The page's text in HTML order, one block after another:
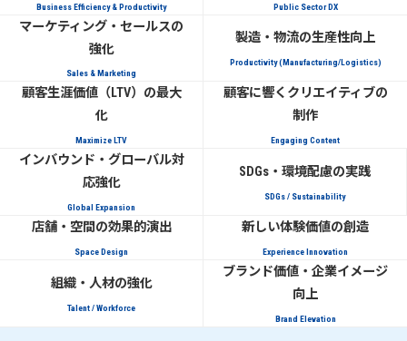
Business Efficiency & Productivity Public Sector DX
マーケティング・セールスの
強化
Sales & Marketing
製造・物流の生産性向上
Productivity (Manufacturing/Logistics)
顧客生涯価値（LTV）の最大
化
Maximize LTV
顧客に響くクリエイティブの
制作
Engaging Content
インバウンド・グローバル対
応強化
Global Expansion
SDGs・環境配慮の実践
SDGs / Sustainability
店舗・空間の効果的演出
Space Design
新しい体験価値の創造
Experience Innovation
組織・人材の強化
Talent / Workforce
ブランド価値・企業イメージ
向上
Brand Elevation